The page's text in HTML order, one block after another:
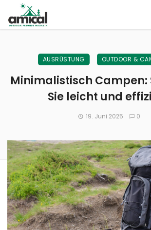
AUSRÜSTUNG OUTDOOR &
Minimalistisch Campen:
Sie leicht und
19. Juni 2025 0